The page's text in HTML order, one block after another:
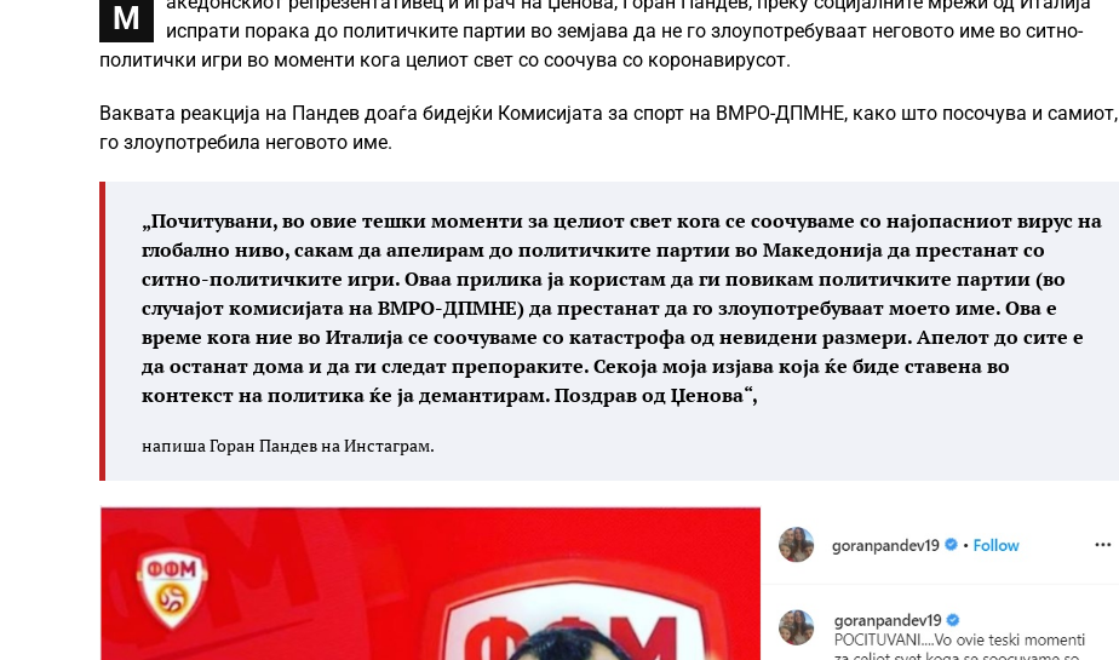
М
испрати порака до политичките партии во земјава да не го злоупотребуваат неговото име во ситно-
политички игри во моменти кога целиот свет со соочува со коронавирусот.
Ваквата реакција на Пандев доаѓа бидејќи Комисијата за спорт на ВМРО-ДПМНЕ, како што посочува и самиот,
го злоупотребила неговото име.
„Почитувани, во овие тешки моменти за целиот свет кога се соочуваме со најопасниот вирус на
глобално ниво, сакам да апелирам до политичките партии во Македонија да престанат со
ситно-политичките игри. Оваа прилика ја користам да ги повикам политичките партии (во
случајот комисијата на ВМРО-ДПМНЕ) да престанат да го злоупотребуваат моето име. Ова е
време кога ние во Италија се соочуваме со катастрофа од невидени размери. Апелот до сите е
да останат дома и да ги следат препораките. Секоја моја изјава која ќе биде ставена во
контекст на политика ќе ја демантирам. Поздрав од Џенова“,
напиша Горан Пандев на Инстаграм.